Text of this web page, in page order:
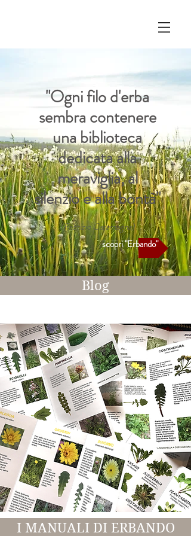
"Ogni filo d'erba
sembra contenere
una biblioteca
dedicata alla
meraviglia, al
silenzio e alla bontà"
(Fabrizio Caramagna)
scopri "Erbando"
Blog
I MANUALI DI ERBANDO